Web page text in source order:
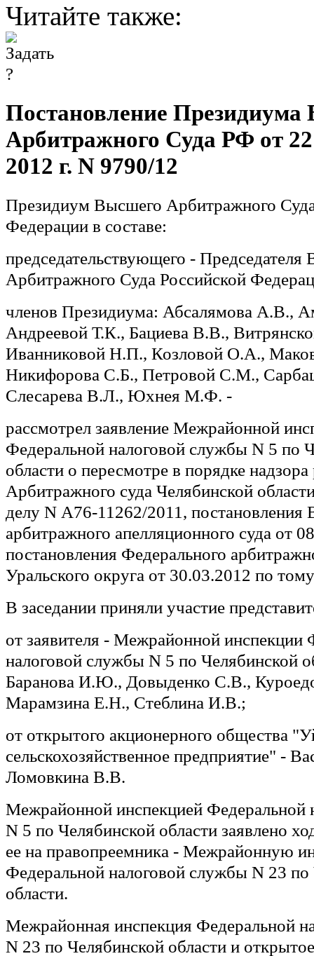
Читайте также:
Постановление Президиума
Арбитражного Суда РФ от
2012 г. N 9790/12
Президиум Высшего Арбитражного
Федерации в составе:
председательствующего - Председателя
Арбитражного Суда Российской
членов Президиума: Абсалямова А.В.,
Андреевой Т.К., Бациева В.В.,
Иванниковой Н.П., Козловой О.А.,
Никифорова С.Б., Петровой С.М.,
Слесарева В.Л., Юхнея М.Ф. -
рассмотрел заявление Межрайонной
Федеральной налоговой службы N 5 по
области о пересмотре в порядке
Арбитражного суда Челябинской
делу N А76-11262/2011, постановления
арбитражного апелляционного суда от
постановления Федерального
Уральского округа от 30.03.2012 по
В заседании приняли участие
от заявителя - Межрайонной инспекции
налоговой службы N 5 по Челябинской
Баранова И.Ю., Довыденко С.В.,
Марамзина Е.Н., Стеблина И.В.;
от открытого акционерного общества
сельскохозяйственное предприятие" -
Ломовкина В.В.
Межрайонной инспекцией Федеральной
N 5 по Челябинской области заявлено
ее на правопреемника - Межрайонную
Федеральной налоговой службы N 23 по
области.
Межрайонная инспекция Федеральной
N 23 по Челябинской области и